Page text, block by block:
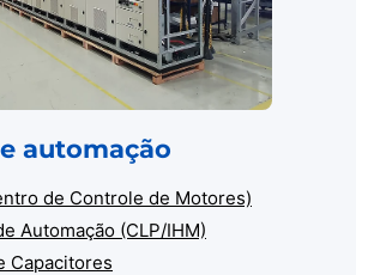
automação
de Controle de Motores)
Automação (CLP/IHM)
Capacitores